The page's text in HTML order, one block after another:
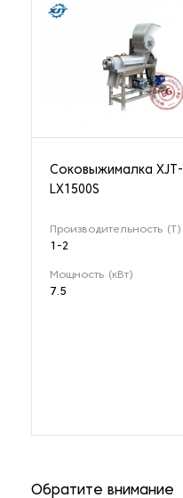
Соковыжималка XJT-
LX1500S
Производительность (Т)
1-2
Мощность (кВт)
7.5
Обратите внимание